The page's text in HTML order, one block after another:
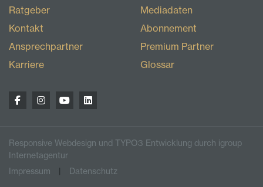
Ratgeber
Kontakt
Ansprechpartner
Karriere
Mediadaten
Abonnement
Premium Partner
Glossar
Responsive Webdesign und TYPO3 Entwicklung durch igroup
Internetagentur
Impressum
Datenschutz